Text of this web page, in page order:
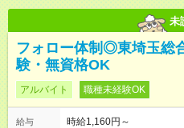
未
フォロー体制◎東埼玉総
験・無資格OK
アルバイト 職種未経験OK
給与
時給1,160円～